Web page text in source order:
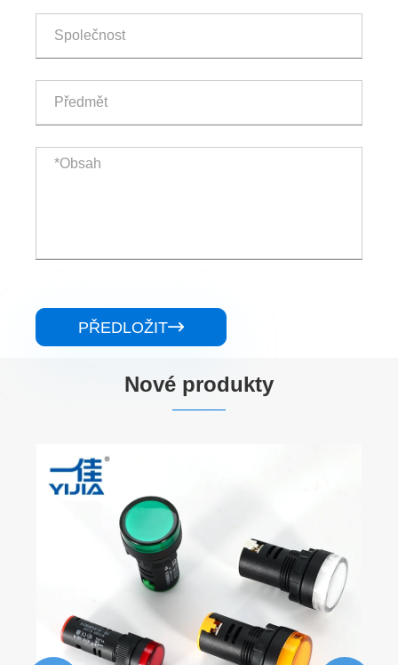
PŘEDLOŽIT
Nové produkty